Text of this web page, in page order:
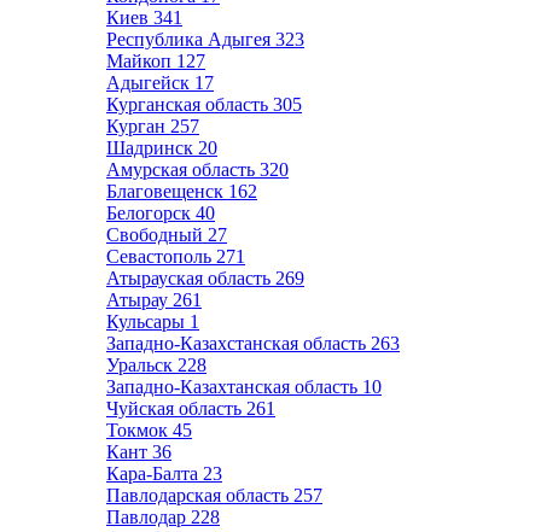
Киев 341
Республика Адыгея 323
Майкоп 127
Адыгейск 17
Курганская область 305
Курган 257
Шадринск 20
Амурская область 320
Благовещенск 162
Белогорск 40
Свободный 27
Севастополь 271
Атырауская область 269
Атырау 261
Кульсары 1
Западно-Казахстанская область 263
Уральск 228
Западно-Казахтанская область 10
Чуйская область 261
Токмок 45
Кант 36
Кара-Балта 23
Павлодарская область 257
Павлодар 228